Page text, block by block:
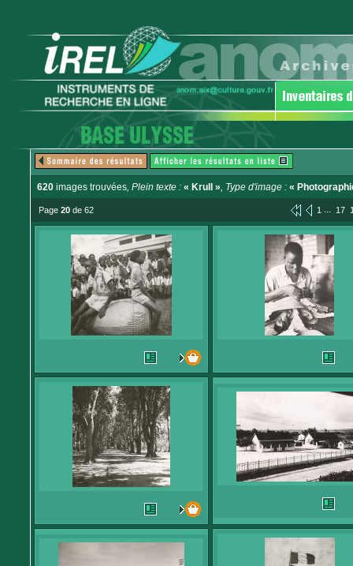
620 images trouvées, Plein texte : « Krull », Type d'image : «
Page 20 de 62 1 ... 17